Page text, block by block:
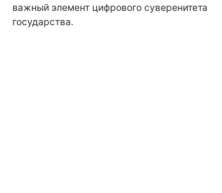
важный элемент цифрового суверенитета
государства.